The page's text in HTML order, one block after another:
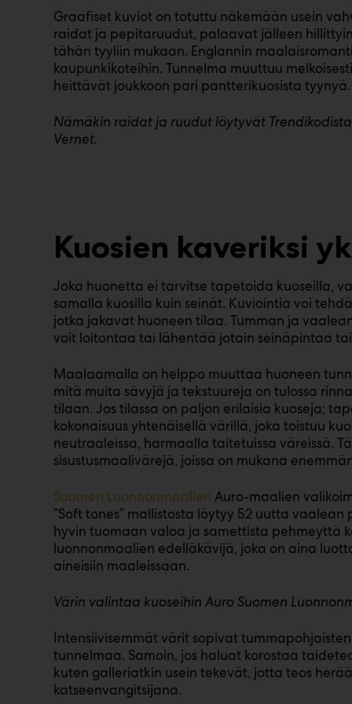
Graafiset kuviot on totuttu näkemään usein
raidat ja pepitaruudut, palaavat jälleen
tähän tyyliin mukaan. Englannin
kaupunkikoteihin. Tunnelma muuttuu
heittävät joukkoon pari pantterikuosista tyynyä.
Nämäkin raidat ja ruudut löytyvät
Vernet.
Kuosien kaveriksi
Joka huonetta ei tarvitse tapetoida kuoseilla,
samalla kuosilla kuin seinät. Kuviointia voi
jotka jakavat huoneen tilaa. Tumman ja
voit loitontaa tai lähentää jotain seinäpintaa
Maalaamalla on helppo muuttaa huoneen
mitä muita sävyjä ja tekstuureja on tulossa
tilaan. Jos tilassa on paljon erilaisia kuoseja;
kokonaisuus yhtenäisellä värillä, joka toistuu
neutraaleissa, harmaalla taitetuissa väreissä.
sisustusmaalivärejä, joissa on mukana
Suomen Luonnonmaalien Auro-maalien
”Soft tones” mallistosta löytyy 52 uutta
hyvin tuomaan valoa ja samettista pehmeyttä
luonnonmaalien edelläkävijä, joka on aina
aineisiin maaleissaan.
Värin valintaa kuoseihin Auro Suomen
Intensiivisemmät värit sopivat
tunnelmaa. Samoin, jos haluat korostaa
kuten galleriatkin usein tekevät, jotta teos
katseenvangitsijana.